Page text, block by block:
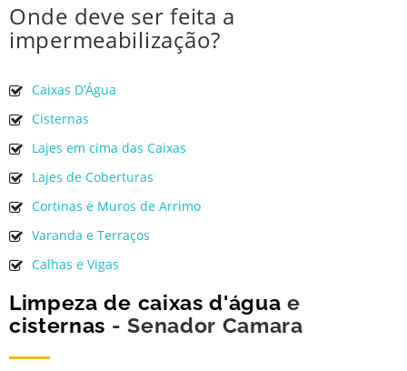
Onde deve ser feita a
impermeabilização?
Caixas D’Água
Cisternas
Lajes em cima das Caixas
Lajes de Coberturas
Cortinas e Muros de Arrimo
Varanda e Terraços
Calhas e Vigas
Limpeza de caixas d'água e
cisternas - Senador Camara